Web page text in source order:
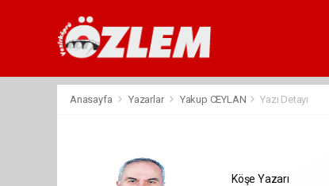
Anasayfa Yazarlar Yakup CEYLAN Yazı Detayı
Köşe Yazarı